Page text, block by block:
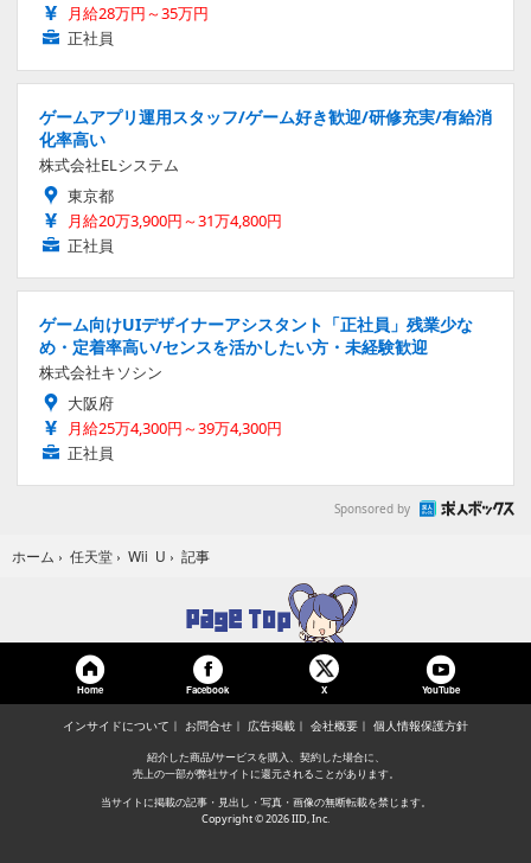
月給28万円～35万円
正社員
ゲームアプリ運用スタッフ/ゲーム好き歓迎/研修充実/有給消
化率高い
株式会社ELシステム
東京都
月給20万3,900円～31万4,800円
正社員
ゲーム向けUIデザイナーアシスタント「正社員」残業少な
め・定着率高い/センスを活かしたい方・未経験歓迎
株式会社キソシン
大阪府
月給25万4,300円～39万4,300円
正社員
Sponsored by
ホーム › 任天堂 › Wii U › 記事
Home Facebook X YouTube
インサイドについて お問合せ 広告掲載 会社概要 個人情報保護方針
紹介した商品/サービスを購入、契約した場合に、
売上の一部が弊社サイトに還元されることがあります。
当サイトに掲載の記事・見出し・写真・画像の無断転載を禁じます。
Copyright © 2026 IID, Inc.